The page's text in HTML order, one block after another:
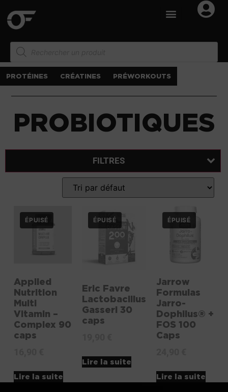
PROTÉINES CRÉATINES PRÉWORKOUTS
PROBIOTIQUES
FILTRES
Applied
Nutrition
Multi
Vitamin –
Complex 90
caps
Lire la suite
Eric Favre
Lactobacillus
Gasseri 30
caps
Lire la suite
Jarrow
Formulas
Jarro-
Dophilus® +
FOS 100
Caps
Lire la suite